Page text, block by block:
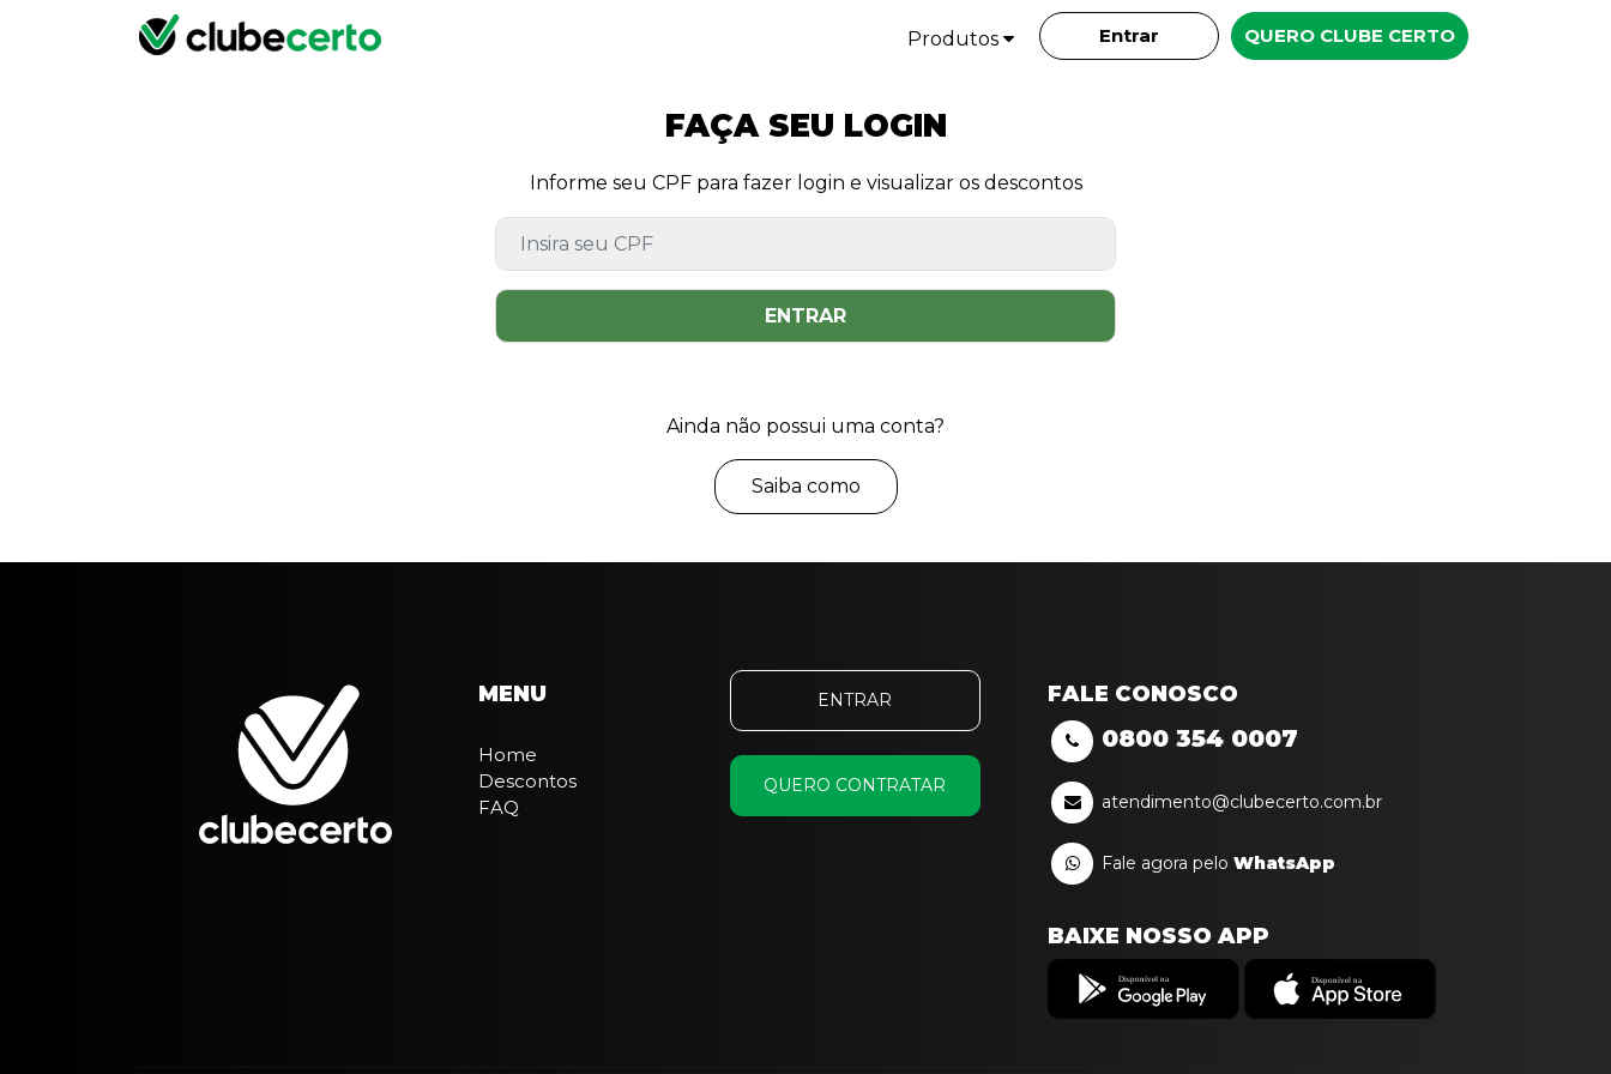
QUERO CLUBE CERTO
Entrar
Produtos
FAÇA SEU LOGIN
Informe seu CPF para fazer login e visualizar os descontos
ENTRAR
Ainda não possui uma conta?
Saiba como
MENU
Home
Descontos
FAQ
ENTRAR
QUERO CONTRATAR
FALE CONOSCO
0800 354 0007
atendimento@clubecerto.com.br
Fale agora pelo WhatsApp
BAIXE NOSSO APP